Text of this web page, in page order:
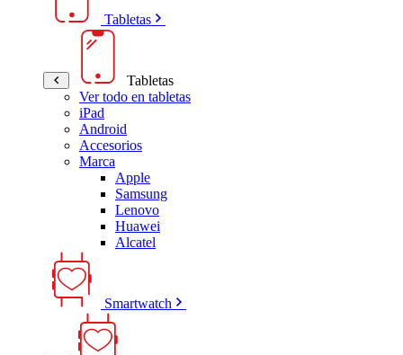
Tabletas
Tabletas
Ver todo en tabletas
iPad
Android
Accesorios
Marca
Apple
Samsung
Lenovo
Huawei
Alcatel
Smartwatch